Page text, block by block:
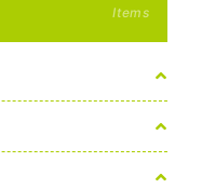
Items